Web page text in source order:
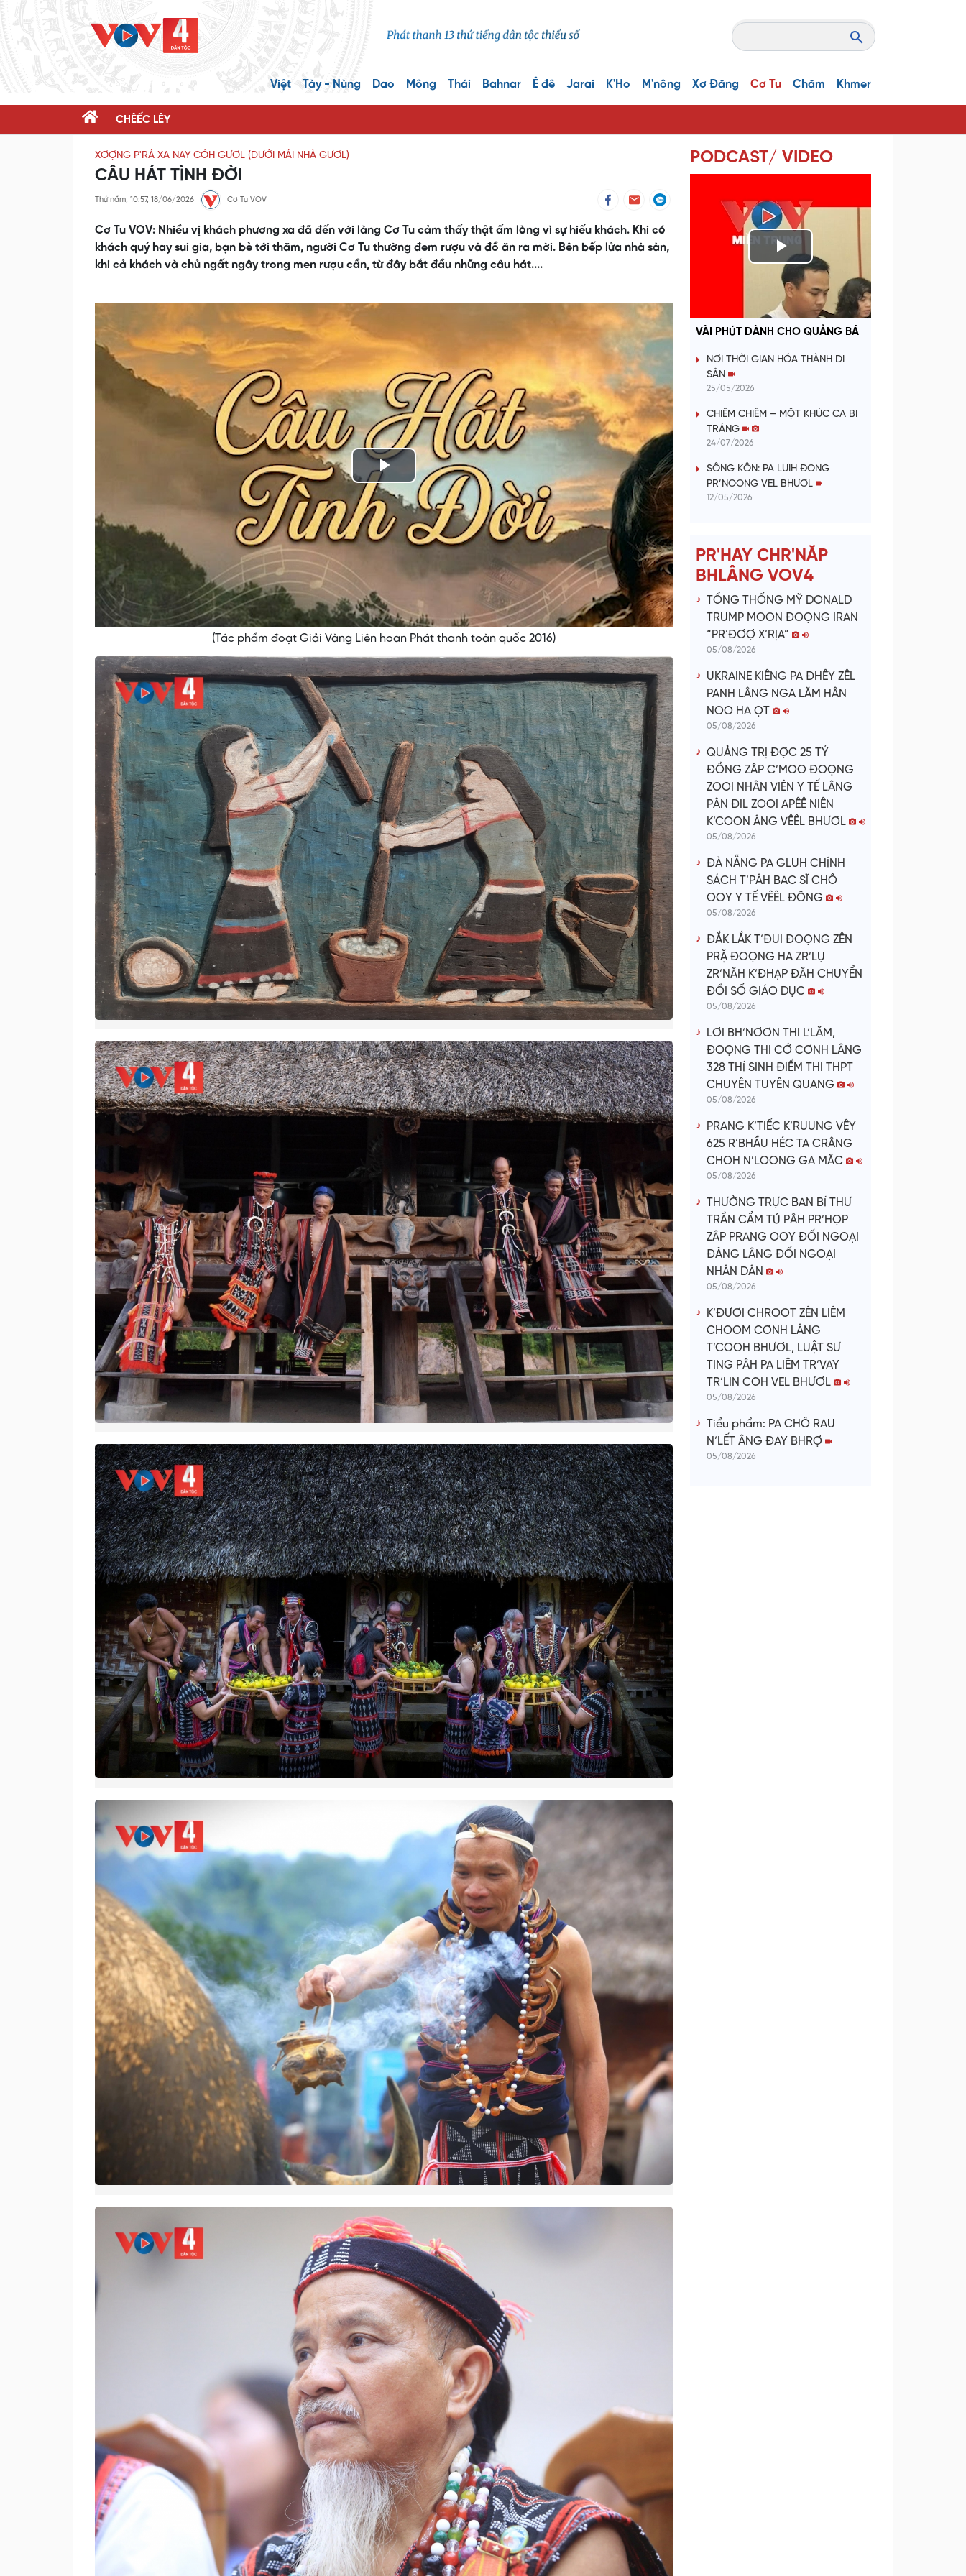
Việt Tày - Nùng Dao Mông Thái Bahnar Ê đê Jarai K'Ho M'nông Xơ Đăng Cơ Tu Chăm Khmer
CHÊẾC LÊY
XƠỢNG P'RÁ XA NAY CÓH GƯƠL (DƯỚI MÁI NHÀ GƯƠL)
CÂU HÁT TÌNH ĐỜI
Thứ năm, 10:57, 18/06/2026 Cơ Tu VOV
Cơ Tu VOV: Nhiều vị khách phương xa đã đến với làng Cơ Tu cảm thấy thật ấm lòng vì sự hiếu khách. Khi có
khách quý hay sui gia, bạn bè tới thăm, người Cơ Tu thường đem rượu và đồ ăn ra mời. Bên bếp lửa nhà sàn,
khi cả khách và chủ ngất ngây trong men rượu cần, từ đây bắt đầu những câu hát....
Play
Video
(Tác phẩm đoạt Giải Vàng Liên hoan Phát thanh toàn quốc 2016)
PODCAST/ VIDEO
P
l
a
y
i
e
VÀI PHÚT DÀNH CHO QUẢNG BÁ
NƠI THỜI GIAN HÓA THÀNH DI
SẢN
25/05/2026
CHIÊM CHIÊM – MỘT KHÚC CA BI
TRÁNG
24/07/2026
SÔNG KÔN: PA LƯIH ĐONG
PR’NOONG VEL BHƯƠL
12/05/2026
PR'HAY CHR'NĂP
BHLÂNG VOV4
TỔNG THỐNG MỸ DONALD
TRUMP MOON ĐOỌNG IRAN
“PR’ĐƠỢ X’RỊA”
05/08/2026
UKRAINE KIÊNG PA ĐHÊY ZÊL
PANH LÂNG NGA LĂM HÂN
NOO HA ỌT
05/08/2026
QUẢNG TRỊ ĐỢC 25 TỶ
ĐỒNG ZÂP C’MOO ĐOỌNG
ZOOI NHÂN VIÊN Y TẾ LÂNG
PÂN ĐIL ZOOI APÊÊ NIÊN
K’COON ÂNG VÊÊL BHƯƠL
05/08/2026
ĐÀ NẴNG PA GLUH CHÍNH
SÁCH T’PÂH BAC SĨ CHÔ
OOY Y TẾ VÊÊL ĐÔNG
05/08/2026
ĐẮK LẮK T’ĐUI ĐOỌNG ZÊN
PRẶ ĐOỌNG HA ZR’LỤ
ZR’NĂH K’ĐHẠP ĐĂH CHUYỂN
ĐỔI SỐ GIÁO DỤC
05/08/2026
LƠI BH’NƠƠN THI L’LĂM,
ĐOỌNG THI CỚ CƠNH LÂNG
328 THÍ SINH ĐIỂM THI THPT
CHUYÊN TUYÊN QUANG
05/08/2026
PRANG K’TIẾC K’RUUNG VÊY
625 R’BHẦU HÉC TA CRÂNG
CHOH N’LOONG GA MĂC
05/08/2026
THƯỜNG TRỰC BAN BÍ THƯ
TRẦN CẨM TÚ PÂH PR’HỌP
ZÂP PRANG OOY ĐỐI NGOẠI
ĐẢNG LÂNG ĐỐI NGOẠI
NHÂN DÂN
05/08/2026
K’ĐƯƠI CHROOT ZÊN LIÊM
CHOOM CƠNH LÂNG
T’COOH BHƯƠL, LUẬT SƯ
TING PÂH PA LIÊM TR’VAY
TR’LIN COH VEL BHƯƠL
05/08/2026
Tiểu phẩm: PA CHÔ RAU
N’LẾT ÂNG ĐAY BHRỢ
05/08/2026